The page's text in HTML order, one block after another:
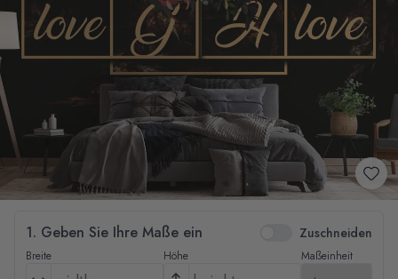
1. Geben Sie Ihre Maße ein Zuschneiden
Breite Höhe Maßeinheit